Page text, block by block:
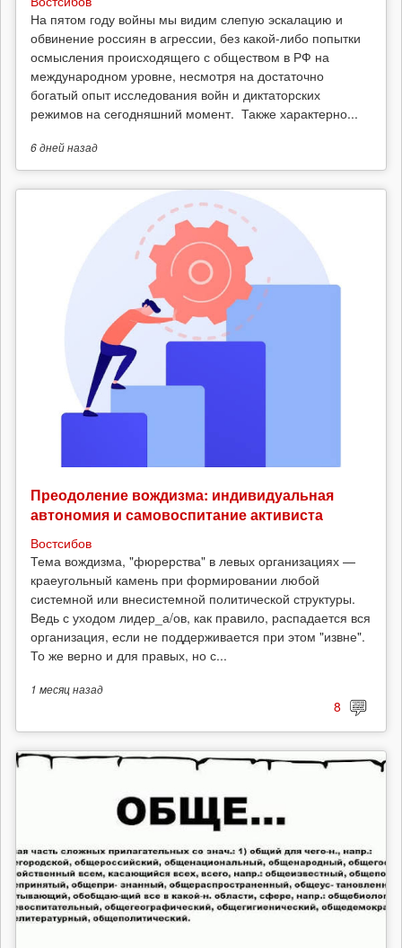
На пятом году войны мы видим слепую эскалацию и
обвинение россиян в агрессии, без какой-либо попытки
осмысления происходящего с обществом в РФ на
международном уровне, несмотря на достаточно
богатый опыт исследования войн и диктаторских
режимов на сегодняшний момент. Также характерно...
6 днейназад
Преодоление вождизма: индивидуальная
автономия и самовоспитание активиста
Востсибов
Тема вождизма, "фюрерства" в левых организациях —
краеугольный камень при формировании любой
системной или внесистемной политической структуры.
Ведь с уходом лидер_а/ов, как правило, распадается вся
организация, если не поддерживается при этом "извне".
То же верно и для правых, но с...
1 месяцназад
8